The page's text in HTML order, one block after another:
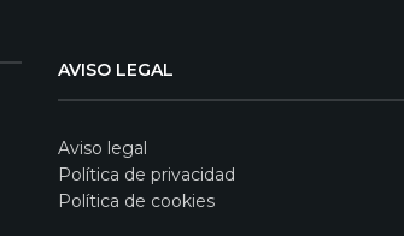
AVISO LEGAL
Aviso legal
Política de privacidad
Política de cookies